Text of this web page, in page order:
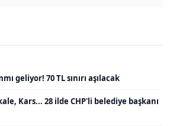
geliyor! 70 TL sınırı aşılacak
Kars... 28 ilde CHP'li belediye başkanı